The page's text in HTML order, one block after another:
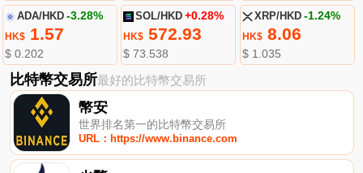
ADA/HKD -3.28%
HK$1.57
$ 0.202
SOL/HKD +0.28%
HK$ 572.93
$ 73.538
XRP/HKD -1.24%
HK$8.06
$ 1.035
比特幣交易所最好的比特幣交易所
幣安
世界排名第一的比特幣交易所
URL：https://www.binance.com